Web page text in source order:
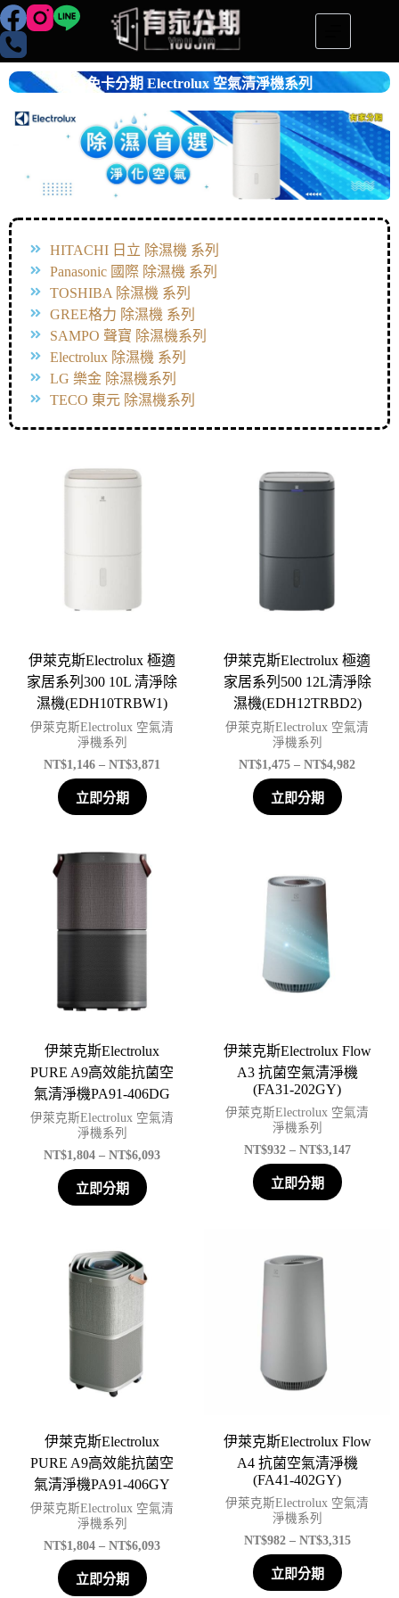
免卡分期 Electrolux 空氣清淨機系列
HITACHI 日立 除濕機 系列
Panasonic 國際 除濕機 系列
TOSHIBA 除濕機 系列
GREE格力 除濕機 系列
SAMPO 聲寶 除濕機系列
Electrolux 除濕機 系列
LG 樂金 除濕機系列
TECO 東元 除濕機系列
伊萊克斯Electrolux 極適
家居系列300 10L 清淨除
濕機(EDH10TRBW1)
伊萊克斯Electrolux 空氣清
淨機系列
NT$1,146 – NT$3,871
立即分期
伊萊克斯Electrolux 極適
家居系列500 12L清淨除
濕機(EDH12TRBD2)
伊萊克斯Electrolux 空氣清
淨機系列
NT$1,475 – NT$4,982
立即分期
伊萊克斯Electrolux
PURE A9高效能抗菌空
氣清淨機PA91-406DG
伊萊克斯Electrolux 空氣清
淨機系列
NT$1,804 – NT$6,093
立即分期
伊萊克斯Electrolux Flow
A3 抗菌空氣清淨機
(FA31-202GY)
伊萊克斯Electrolux 空氣清
淨機系列
NT$932 – NT$3,147
立即分期
伊萊克斯Electrolux
PURE A9高效能抗菌空
氣清淨機PA91-406GY
伊萊克斯Electrolux 空氣清
淨機系列
NT$1,804 – NT$6,093
立即分期
伊萊克斯Electrolux Flow
A4 抗菌空氣清淨機
(FA41-402GY)
伊萊克斯Electrolux 空氣清
淨機系列
NT$982 – NT$3,315
立即分期